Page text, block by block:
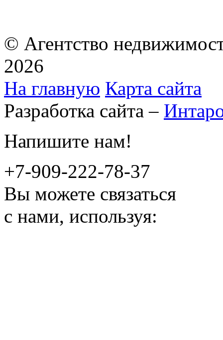
© Агентство
2026
На главную Карта сайта
Разработка сайта –
Напишите нам!
+7-909-222-78-37
Вы можете связаться
с нами, используя: